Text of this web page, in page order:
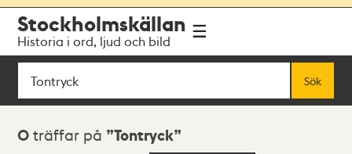
navigationen
huvudinnehållet
Stockholmskällan
Historia i ord, ljud och bild
Sök
Sök
Sökresultat
0 träffar på Tontryck